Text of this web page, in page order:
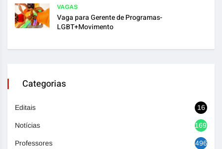
VAGAS
Vaga para Gerente de Programas-
LGBT+Movimento
Categorias
Editais 16
Notícias 1692
Professores 496